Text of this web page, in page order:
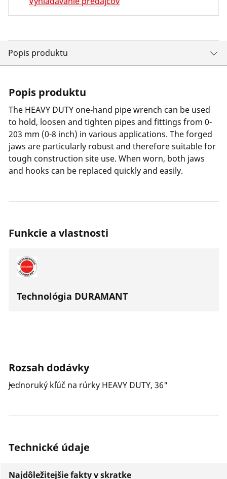
Popis produktu
Popis produktu
The HEAVY DUTY one-hand pipe wrench can be used
to hold, loosen and tighten pipes and fittings from 0-
203 mm (0-8 inch) in various applications. The forged
jaws are particularly robust and therefore suitable for
tough construction site use. When worn, both jaws
and hooks can be replaced quickly and easily.
Funkcie a vlastnosti
Technológia DURAMANT
Rozsah dodávky
Jednoruký kľúč na rúrky HEAVY DUTY, 36"
Technické údaje
Najdôležitejšie fakty v skratke